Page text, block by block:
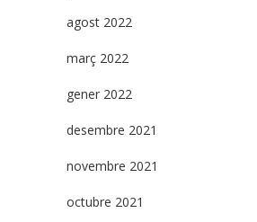
agost 2022
març 2022
gener 2022
desembre 2021
novembre 2021
octubre 2021